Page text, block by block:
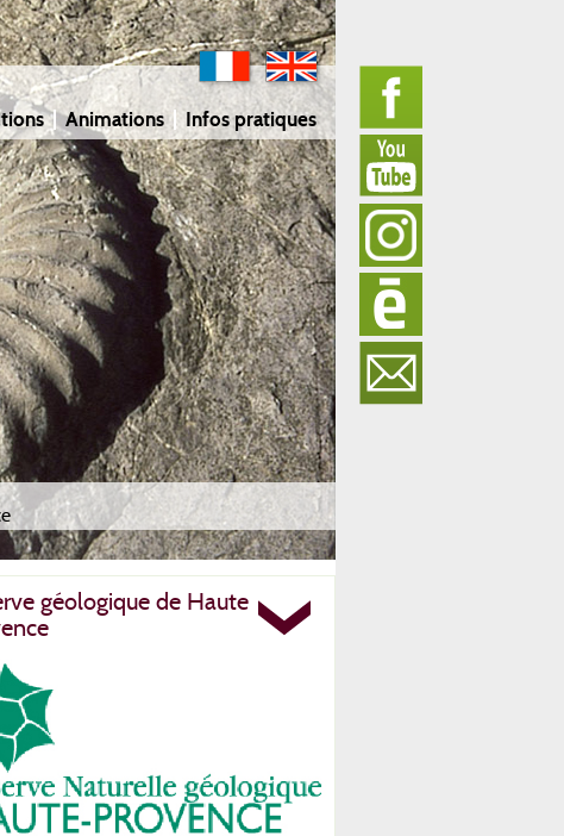
Animations Infos pratiques
géologique de Haute